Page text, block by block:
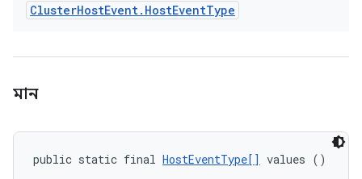
ClusterHostEvent. HostEventType
মান
public static final HostEventType[] values ()